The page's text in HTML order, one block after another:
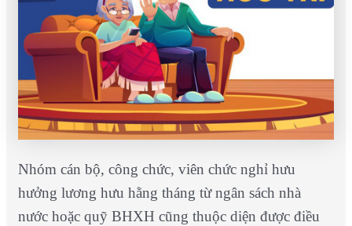
Nhóm cán bộ, công chức, viên chức nghỉ hưu
hưởng lương hưu hằng tháng từ ngân sách nhà
nước hoặc quỹ BHXH cũng thuộc diện được điều